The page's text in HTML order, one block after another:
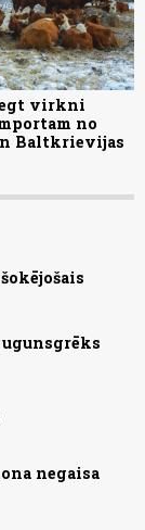
virkni
no
Baltkrievijas
negaisa